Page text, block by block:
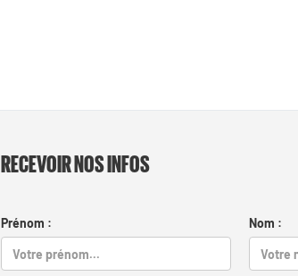
RECEVOIR NOS INFOS
Prénom : Nom :